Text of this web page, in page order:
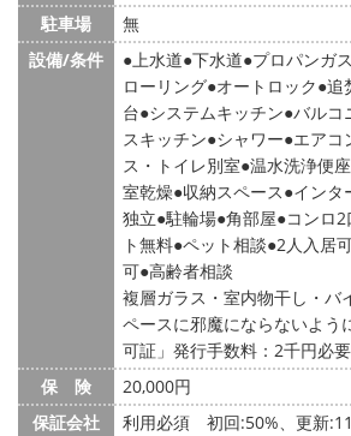
駐車場
無
設備/条件
上水道 下水道 プロパンガス
ローリング オートロック 追
台 システムキッチン バルコ
スキッチン シャワー エアコ
ス・トイレ別室 温水洗浄便座
室乾燥 収納スペース インタ
独立 駐輪場 角部屋 コンロ
ト無料 ペット相談 2人入居
可 高齢者相談
複層ガラス・室内物干し・バ
ペースに邪魔にならないよう
可証」発行手数料：2千円必要
保 険
20,000円
保証会社
利用必須 初回:50%、更新